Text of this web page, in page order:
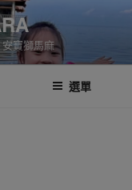
寶獅馬麻
選單